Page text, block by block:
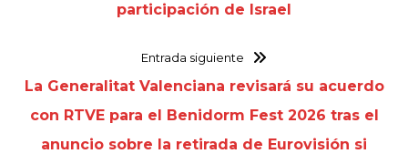
participación de Israel
Entrada siguiente
La Generalitat Valenciana revisará su acuerdo
con RTVE para el Benidorm Fest 2026 tras el
anuncio sobre la retirada de Eurovisión si